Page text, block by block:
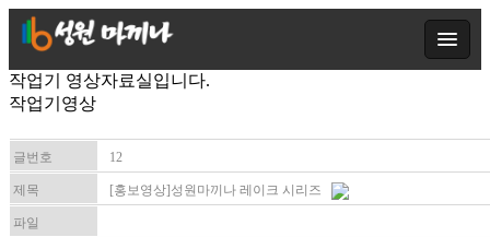
작업기 영상자료실입니다.
작업기영상
글번호 12
제목 [홍보영상]성원마끼나 레이크 시리즈
파일